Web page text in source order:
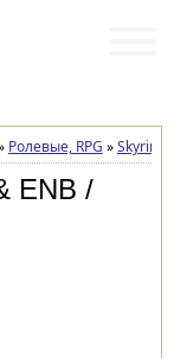
Ролевые, RPG »Skyrim
ENB /